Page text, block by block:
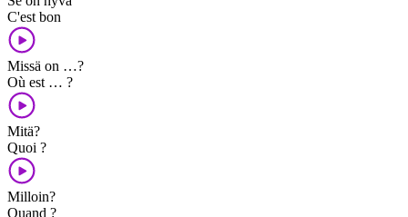
C'est bon
Missä on …?
Où est … ?
Mitä?
Quoi ?
Milloin?
Quand ?